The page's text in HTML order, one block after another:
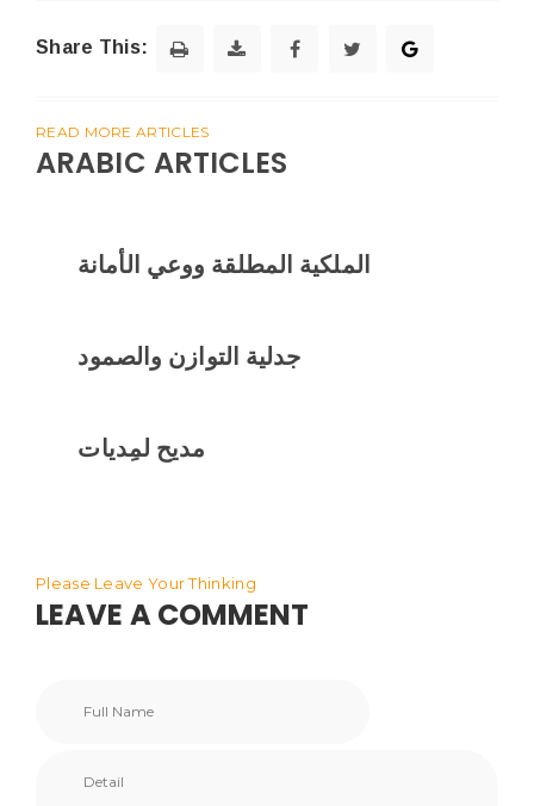
Share This:
READ MORE ARTICLES
ARABIC ARTICLES
الملكية المطلقة ووعي الأمانة
جدلية التوازن والصمود
مديح لمِديات
Please Leave Your Thinking
LEAVE A COMMENT